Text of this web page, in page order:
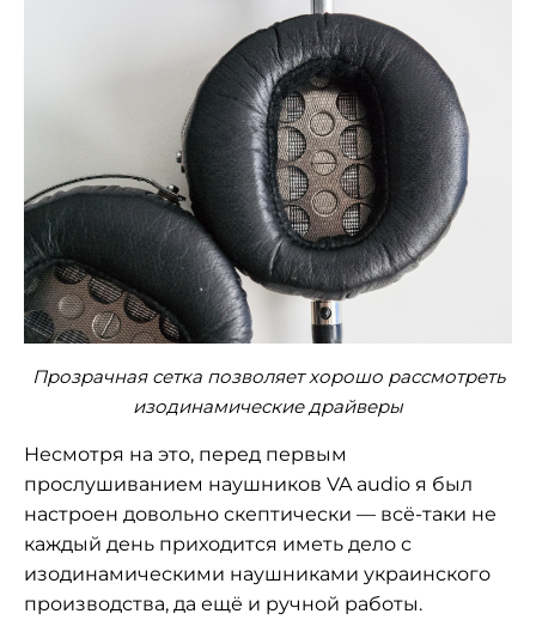
Прозрачная сетка позволяет хорошо рассмотреть
изодинамические драйверы
Несмотря на это, перед первым
прослушиванием наушников VA audio я был
настроен довольно скептически — всё-таки не
каждый день приходится иметь дело с
изодинамическими наушниками украинского
производства, да ещё и ручной работы.